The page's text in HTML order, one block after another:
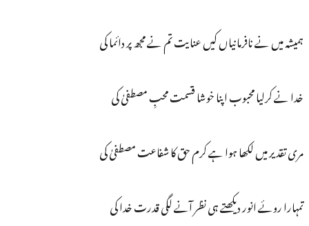
ہمیشہ میں نے نافرمانیاں کیں عنایت تم نے مجھ پر دائما کی
خدا نے کرلیا محبوب اپنا خوشا قسمت محبِ مصطفیٰ کی
مری تقدیر میں لکھا ہوا ہے کرم حق کا شفاعت مصطفیٰ کی
تمہارا روئے انور دیکھتے ہی نظر آنے لگی قدرت خدا کی